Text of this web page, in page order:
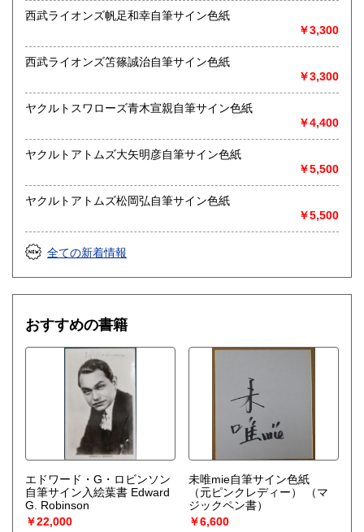
西武ライオンズ帆足和幸自筆サイン色紙
￥3,300
西武ライオンズ笘篠誠治自筆サイン色紙
￥3,300
ヤクルトスワローズ青木宣親自筆サイン色紙
￥4,400
ヤクルトアトムズ大矢明彦自筆サイン色紙
￥5,500
ヤクルトアトムズ松岡弘自筆サイン色紙
￥5,500
全ての新着情報
おすすめの書籍
エドワード・G・ロビンソン
自筆サイン入絵葉書 Edward
G. Robinson
￥22,000
未唯mie自筆サイン色紙
（元ピンクレディー）
（マ
ジックペン書）
￥6,600